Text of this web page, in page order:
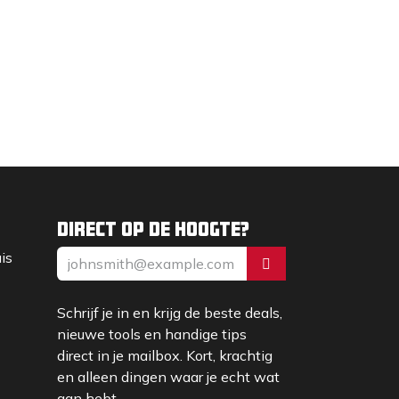
Direct op de hoogte?
Schrijf je in en krijg de beste deals,
nieuwe tools en handige tips
direct in je mailbox. Kort, krachtig
en alleen dingen waar je echt wat